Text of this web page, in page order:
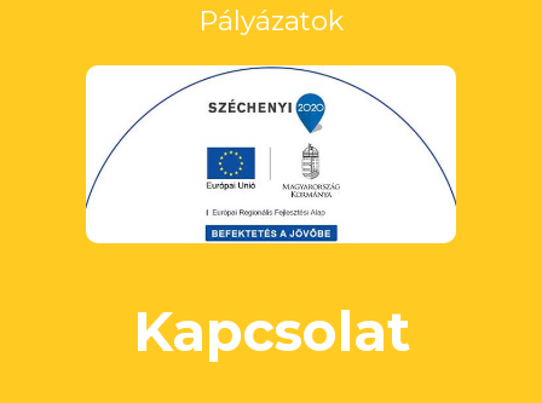
Pályázatok
Kapcsolat